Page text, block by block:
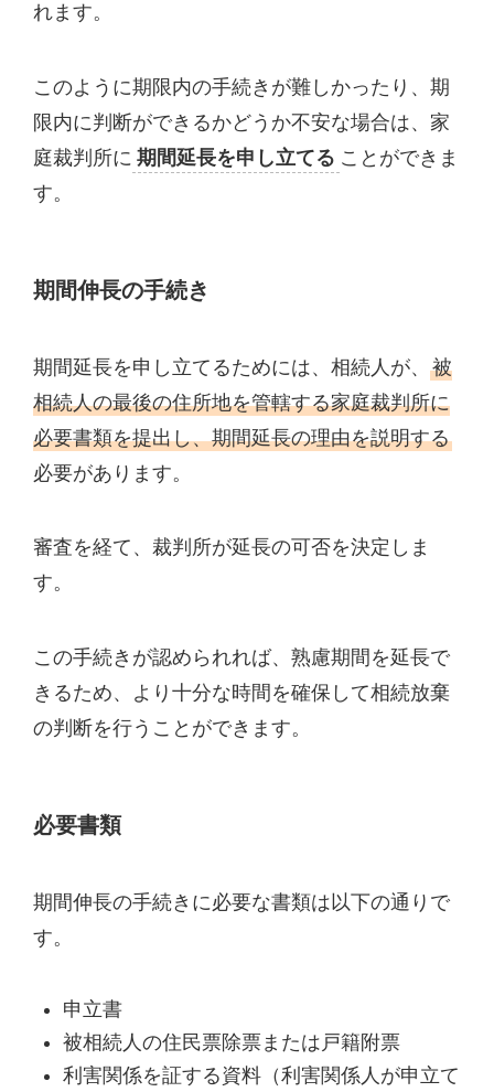
れます。
このように期限内の手続きが難しかったり、期
限内に判断ができるかどうか不安な場合は、家
庭裁判所に 期間延長を申し立てる ことができま
す。
期間伸長の手続き
期間延長を申し立てるためには、相続人が、 被
相続人の最後の住所地を管轄する家庭裁判所に
必要書類を提出し、期間延長の理由を説明する
必要があります。
審査を経て、裁判所が延長の可否を決定しま
す。
この手続きが認められれば、熟慮期間を延長で
きるため、より十分な時間を確保して相続放棄
の判断を行うことができます。
必要書類
期間伸長の手続きに必要な書類は以下の通りで
す。
申立書
被相続人の住民票除票または戸籍附票
利害関係を証する資料（利害関係人が申立て